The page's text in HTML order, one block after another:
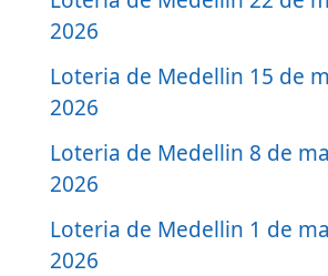
2026
Loteria de Medellin 15 de
2026
Loteria de Medellin 8 de
2026
Loteria de Medellin 1 de
2026